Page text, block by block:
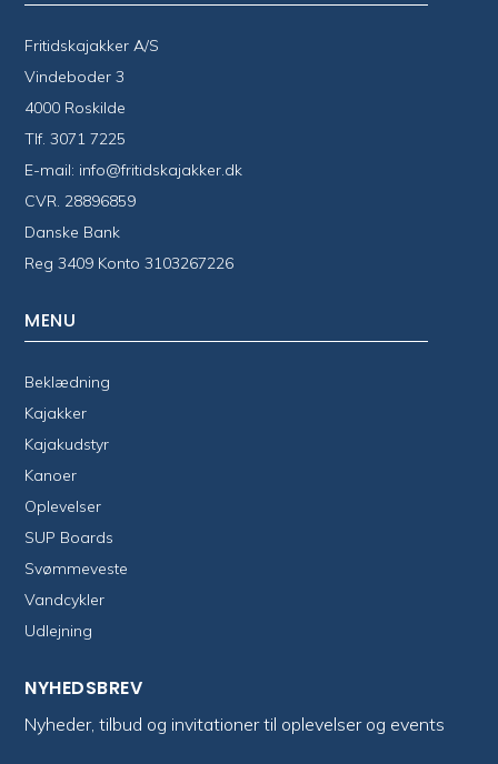
Fritidskajakker A/S
Vindeboder 3
4000 Roskilde
Tlf.3071 7225
E-mail: info@fritidskajakker.dk
CVR. 28896859
Danske Bank
Reg 3409 Konto 3103267226
MENU
Beklædning
Kajakker
Kajakudstyr
Kanoer
Oplevelser
SUP Boards
Svømmeveste
Vandcykler
Udlejning
NYHEDSBREV
Nyheder, tilbud og invitationer til oplevelser og events